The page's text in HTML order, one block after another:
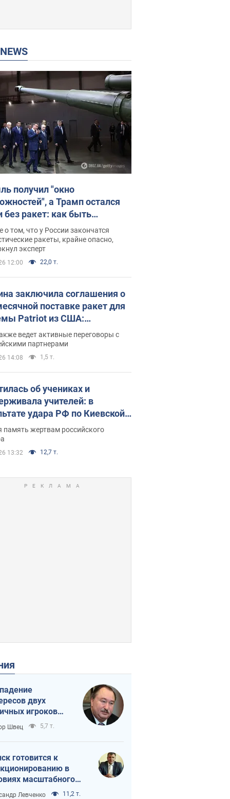
NEWS
получил "окно
а Трамп остался
без ракет: как быть
Интервью с Мельником
о том, что у России закончатся
ракеты, крайне опасно,
эксперт
12:00 22,0 т.
заключила соглашения о
поставке ракет для
Patriot из США:
раскрыл подробности
ведет активные переговоры с
партнерами
14:08 1,5 т.
об учениках и
учителей: в
удара РФ по Киевской
погибли директор
лицея, её муж и внук
память жертвам российского
13:32 12,7 т.
двух
игроков
тайный план
и Путина?
Швец 5,7 т.
готовится к
в
масштабного
кризиса
Левченко 11,2 т.